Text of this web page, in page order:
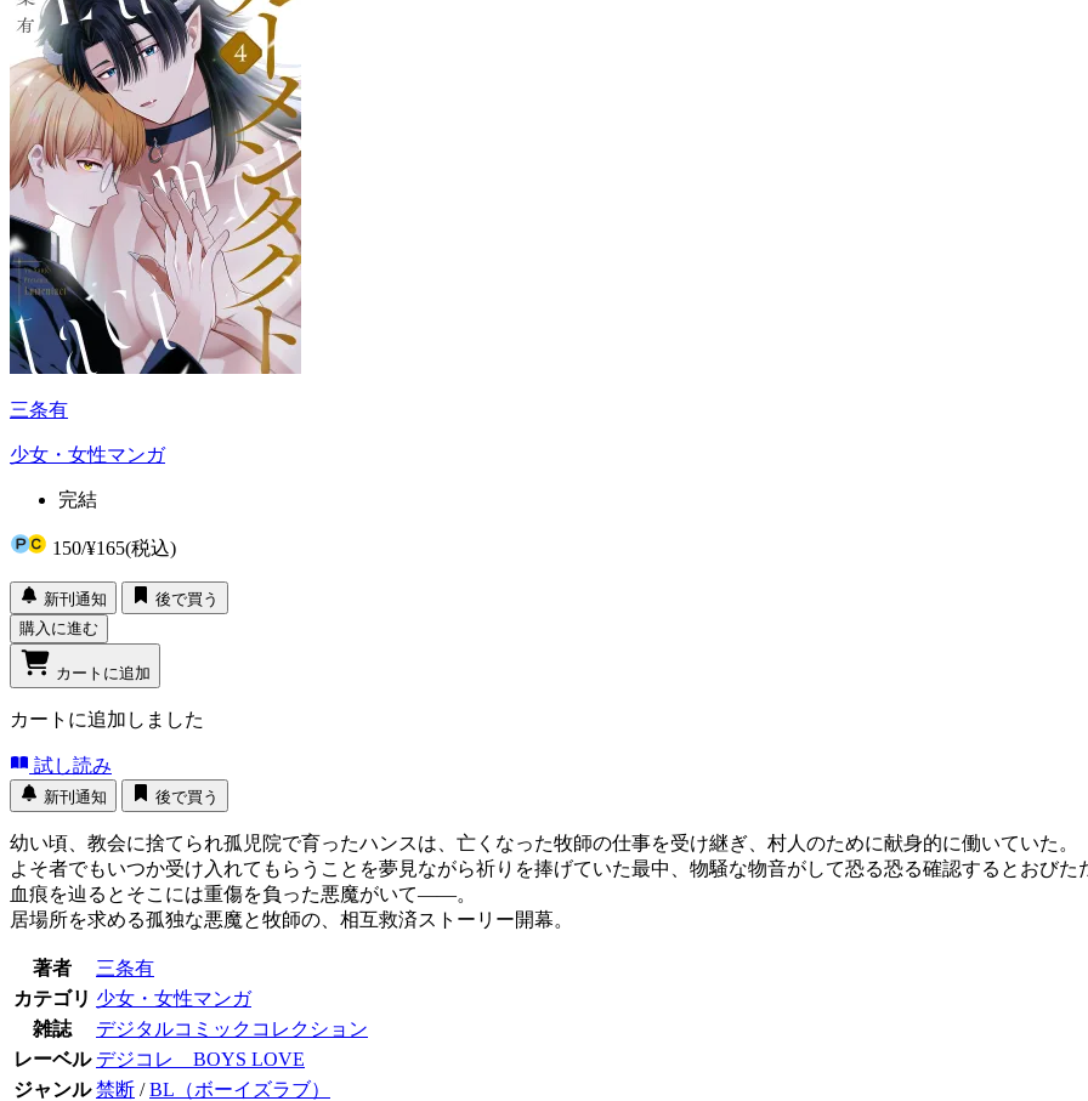
三条有
少女・女性マンガ
完結
150/¥165(税込)
新刊通知
後で買う
購入に進む
カートに追加
カートに追加しました
試し読み
新刊通知 後で買う
幼い頃、教会に捨てられ孤児院で育ったハンスは、亡くなった牧師の仕事を受け継ぎ、村人のために献身的に働いていた。
よそ者でもいつか受け入れてもらうことを夢見ながら祈りを捧げていた最中、物騒な物音がして恐る恐る確認するとおびた
血痕を辿るとそこには重傷を負った悪魔がいて――。
居場所を求める孤独な悪魔と牧師の、相互救済ストーリー開幕。
著者
三条有
カテゴリ 少女・女性マンガ
雑誌
デジタルコミックコレクション
レーベル デジコレ BOYS LOVE
ジャンル 禁断 /BL（ボーイズラブ）